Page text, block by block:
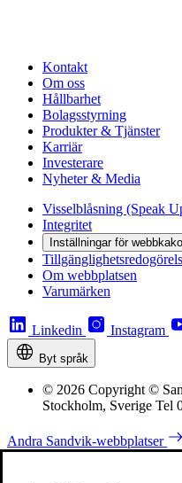
Kontakt
Om oss
Hållbarhet
Bolagsstyrning
Produkter & Tjänster
Karriär
Investerare
Nyheter & Media
Visselblåsning (Speak
Integritet
Inställningar för
Om webbplatsen
Varumärken
Linkedin Instagram
Byt språk
© 2026 Copyright ©
Stockholm, Sverige Tel
Andra Sandvik-webbplatser